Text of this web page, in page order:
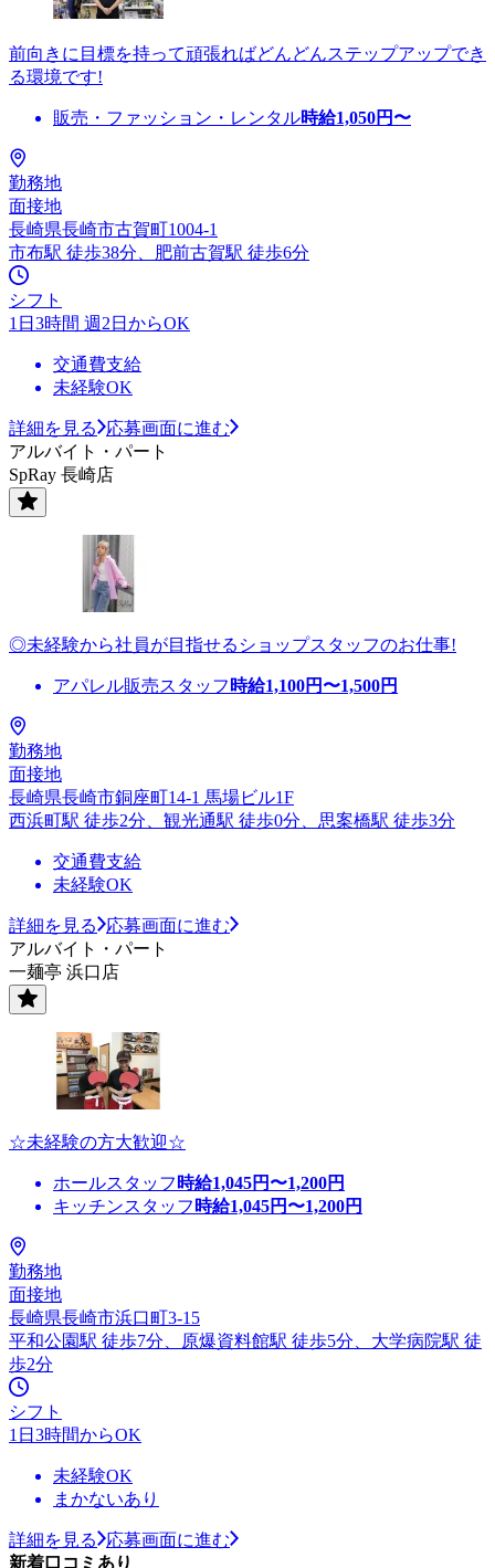
前向きに目標を持って頑張ればどんどんステップアップでき
る環境です!
販売・ファッション・レンタル時給1,050円〜
勤務地
面接地
長崎県長崎市古賀町1004-1
市布駅 徒歩38分、肥前古賀駅 徒歩6分
シフト
1日3時間 週2日からOK
交通費支給
未経験OK
詳細を見る
応募画面に進む
アルバイト・パート
SpRay 長崎店
◎未経験から社員が目指せるショップスタッフのお仕事!
アパレル販売スタッフ 時給1,100円〜1,500円
勤務地
面接地
長崎県長崎市銅座町14-1 馬場ビル1F
西浜町駅 徒歩2分、観光通駅 徒歩0分、思案橋駅 徒歩3分
交通費支給
未経験OK
詳細を見る
応募画面に進む
アルバイト・パート
一麺亭 浜口店
☆未経験の方大歓迎☆
ホールスタッフ 時給1,045円〜1,200円
キッチンスタッフ 時給1,045円〜1,200円
勤務地
面接地
長崎県長崎市浜口町3-15
平和公園駅 徒歩7分、原爆資料館駅 徒歩5分、大学病院駅 徒
歩2分
シフト
1日3時間からOK
未経験OK
まかないあり
詳細を見る
応募画面に進む
新着口コミあり